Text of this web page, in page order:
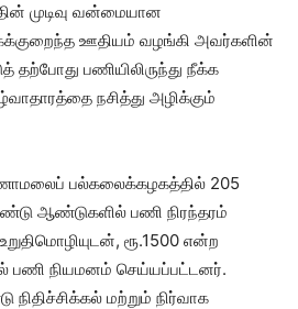
முடிவு வன்மையான
ஊதியம் வழங்கி அவர்களின்
தற்போது பணியிலிருந்து நீக்க
நசித்து அழிக்கும்
பல்கலைக்கழகத்தில் 205
ஆண்டுகளில் பணி நிரந்தரம்
ரூ.1500 என்ற
பணி நியமனம் செய்யப்பட்டனர்.
மற்றும் நிர்வாக